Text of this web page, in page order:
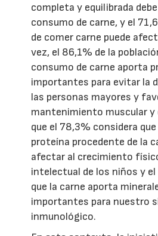
completa y equilibrada
consumo de carne, y el
de comer carne puede
vez, el 86,1% de la
consumo de carne aporta
importantes para evitar la
las personas mayores y
mantenimiento muscular y
que el 78,3% considera
proteína procedente de la
afectar al crecimiento
intelectual de los niños y
que la carne aporta
importantes para nuestro
inmunológico.